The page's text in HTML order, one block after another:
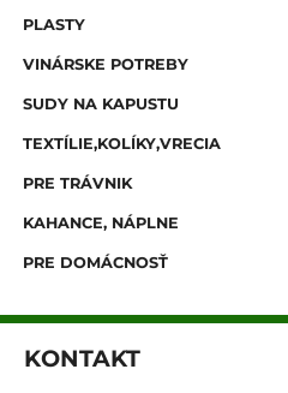
PLASTY
VINÁRSKE POTREBY
SUDY NA KAPUSTU
TEXTÍLIE,KOLÍKY,VRECIA
PRE TRÁVNIK
KAHANCE, NÁPLNE
PRE DOMÁCNOSŤ
KONTAKT